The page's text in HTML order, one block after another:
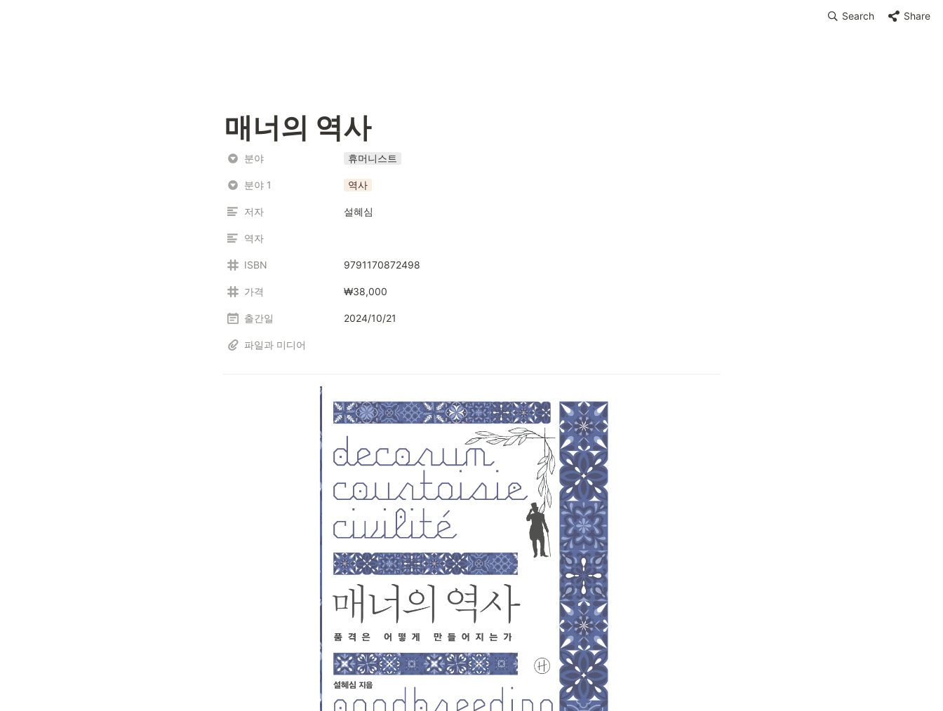
Search Share
매너의 역사
분야 휴머니스트
분야 1 역사
저자 설혜심
역자
ISBN 9791170872498
가격 ₩38,000
출간일 2024/10/21
파일과 미디어